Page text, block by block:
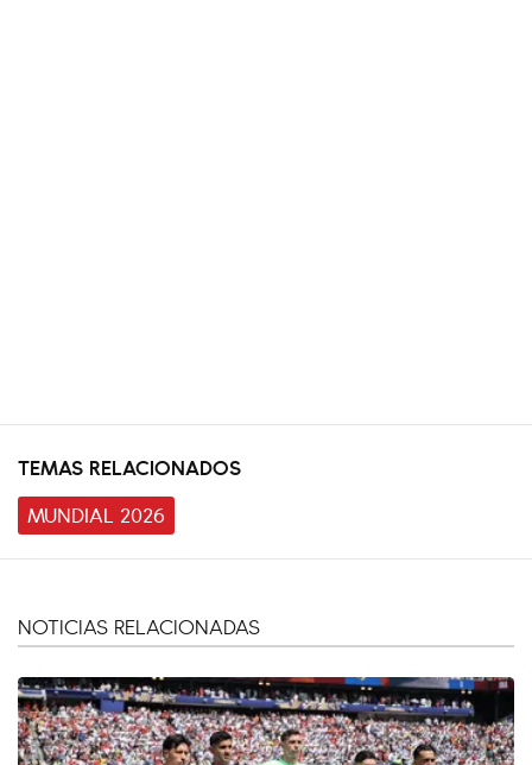
TEMAS RELACIONADOS
MUNDIAL 2026
NOTICIAS RELACIONADAS